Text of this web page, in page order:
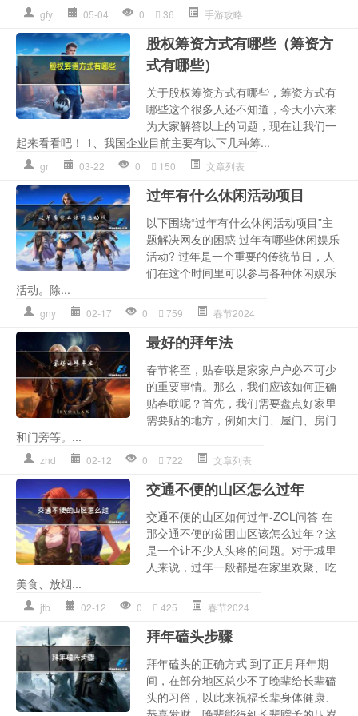
gfy 05-04 0 36 手游攻略
股权筹资方式有哪些（筹资方
式有哪些）
关于股权筹资方式有哪些，筹资方式有
哪些这个很多人还不知道，今天小六来
为大家解答以上的问题，现在让我们一
起来看看吧！ 1、我国企业目前主要有以下几种筹...
gr 03-22 0 150 文章列表
过年有什么休闲活动项目
以下围绕“过年有什么休闲活动项目”主
题解决网友的困惑 过年有哪些休闲娱乐
活动? 过年是一个重要的传统节日，人
们在这个时间里可以参与各种休闲娱乐
活动。除...
gny 02-17 0 759 春节2024
最好的拜年法
春节将至，贴春联是家家户户必不可少
的重要事情。那么，我们应该如何正确
贴春联呢？首先，我们需要盘点好家里
需要贴的地方，例如大门、屋门、房门
和门旁等。...
zhd 02-12 0 722 文章列表
交通不便的山区怎么过年
交通不便的山区如何过年-ZOL问答 在
那交通不便的贫困山区该怎么过年？这
是一个让不少人头疼的问题。对于城里
人来说，过年一般都是在家里欢聚、吃
美食、放烟...
jtb 02-12 0 425 春节2024
拜年磕头步骤
拜年磕头的正确方式 到了正月拜年期
间，在部分地区总少不了晚辈给长辈磕
头的习俗，以此来祝福长辈身体健康、